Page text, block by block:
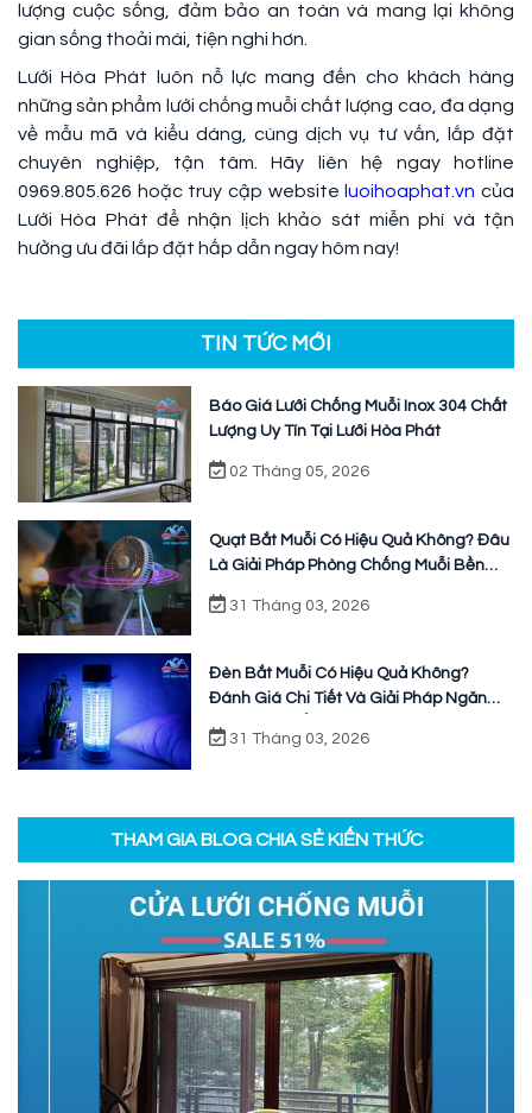
lượng cuộc sống, đảm bảo an toàn và mang lại không
gian sống thoải mái, tiện nghi hơn.
Lưới Hòa Phát luôn nỗ lực mang đến cho khách hàng
những sản phẩm lưới chống muỗi chất lượng cao, đa dạng
về mẫu mã và kiểu dáng, cùng dịch vụ tư vấn, lắp đặt
chuyên nghiệp, tận tâm. Hãy liên hệ ngay hotline
0969.805.626 hoặc truy cập website luoihoaphat.vn của
Lưới Hòa Phát để nhận lịch khảo sát miễn phí và tận
hưởng ưu đãi lắp đặt hấp dẫn ngay hôm nay!
TIN TỨC MỚI
Báo Giá Lưới Chống Muỗi Inox 304 Chất
Lượng Uy Tín Tại Lưới Hòa Phát
02 Tháng 05, 2026
Quạt Bắt Muỗi Có Hiệu Quả Không? Đâu
Là Giải Pháp Phòng Chống Muỗi Bền
31 Tháng 03, 2026
Đèn Bắt Muỗi Có Hiệu Quả Không?
Đánh Giá Chi Tiết Và Giải Pháp Ngăn
Chặn Triệt Để
31 Tháng 03, 2026
THAM GIA BLOG CHIA SẺ KIẾN THỨC